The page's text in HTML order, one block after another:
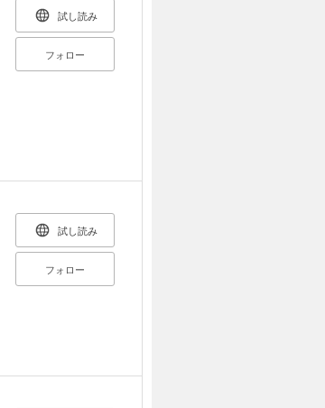
試し読み
フォロー
試し読み
フォロー